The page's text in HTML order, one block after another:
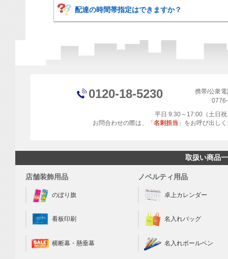
配達の時間帯指定はできますか？
0120-18-5230
携帯/公衆
平日 9:30～17:00（土日
お問合わせの際は、「 名刺担当 」をお呼び出し
取扱い商品
店舗装飾用品
のぼり旗
看板印刷
横断幕・懸垂幕
ノベルティ用品
卓上カレンダー
名入れバッグ
名入れボールペン